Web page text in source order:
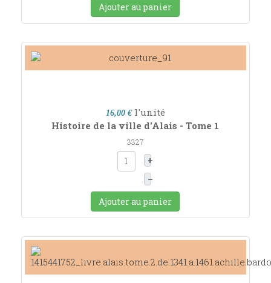
Ajouter au panier
16,00 € l'unité
Histoire de la ville d'Alais - Tome 1
3327
+
–
Ajouter au panier